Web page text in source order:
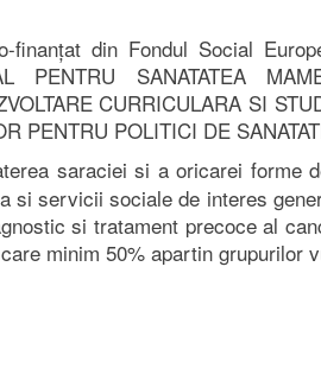
din Fondul Social
PENTRU SANATATEA
CURRICULARA SI
PENTRU POLITICI DE
saraciei si a oricarei forme
servicii sociale de interes
si tratament precoce al
minim 50% apartin grupurilor